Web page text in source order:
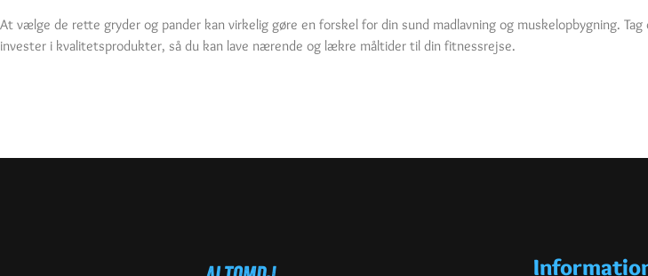
At vælge de rette gryder og pander kan virkelig gøre en forskel for din sund madlavning og muskelopbygning.
invester i kvalitetsprodukter, så du kan lave nærende og lækre måltider til din fitnessrejse.